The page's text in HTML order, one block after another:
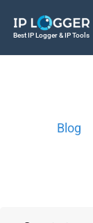
Best IP Logger & IP Tools
Blog